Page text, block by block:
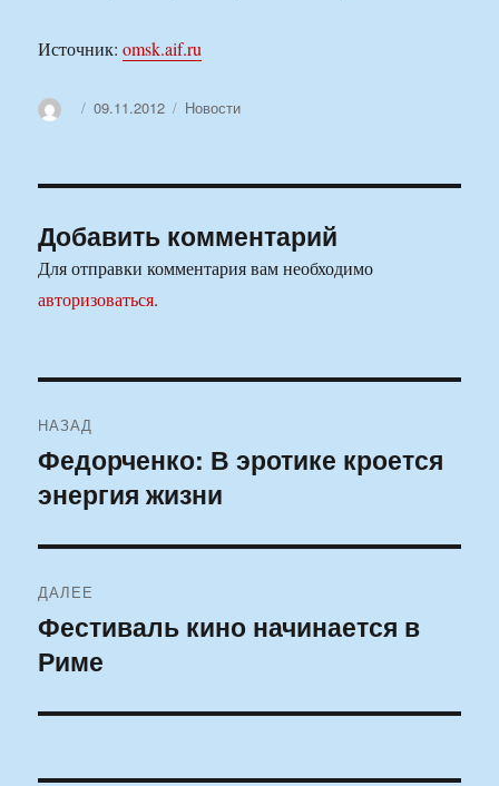
Источник:omsk.aif.ru
АвторОпубликовано
09.11.2012 Рубрики
Новости
Добавить комментарий
Для отправки комментария вам необходимо
авторизоваться.
по
записям
НАЗАД
Предыдущая
запись:
Федорченко: В эротике кроется
энергия жизни
ДАЛЕЕ
Следующая
запись:
Фестиваль кино начинается в
Риме